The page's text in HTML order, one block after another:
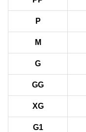
P
M
G
GG
XG
G1